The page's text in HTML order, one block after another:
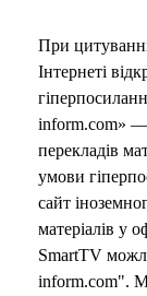
При
Інтернеті
inform.com» —
перекладів
умови
сайт
матеріалів у
SmartTV
inform.com".